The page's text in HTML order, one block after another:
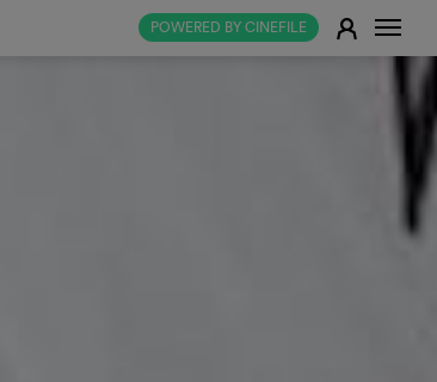
POWERED BY CINEFILE E